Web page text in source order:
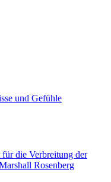
und Gefühle
die Verbreitung der
Rosenberg